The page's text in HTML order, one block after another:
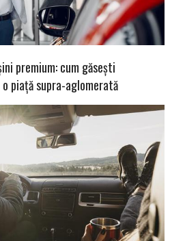
premium: cum găsești
piață supra-aglomerată